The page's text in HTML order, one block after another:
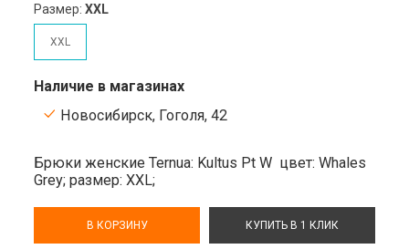
Размер:XXL
XXL
Наличие в магазинах
Новосибирск, Гоголя, 42
Брюки женские Ternua: Kultus Pt W цвет: Whales
Grey;размер: XXL;
В КОРЗИНУ КУПИТЬ В 1 КЛИК